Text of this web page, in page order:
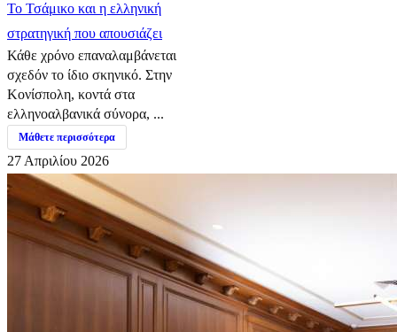
​Το Τσάμικο και η ελληνική
στρατηγική που απουσιάζει
Κάθε χρόνο επαναλαμβάνεται
σχεδόν το ίδιο σκηνικό. Στην
Κονίσπολη, κοντά στα
ελληνοαλβανικά σύνορα, ...
Μάθετε περισσότερα
27 Απριλίου 2026